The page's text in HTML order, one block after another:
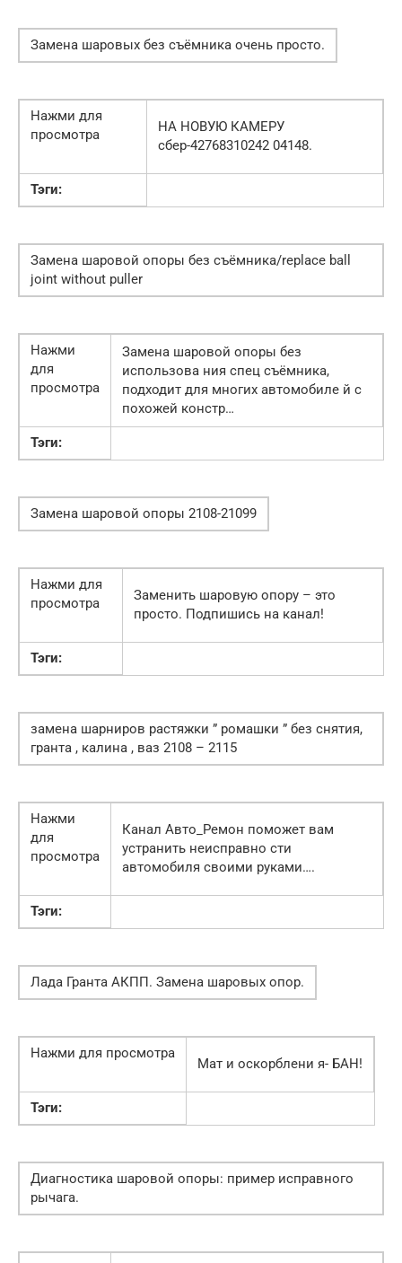
Замена шаровых без съёмника очень просто.
Нажми для
просмотра
НА НОВУЮ КАМЕРУ
сбер-42768310242 04148.
Тэги:
Замена шаровой опоры без съёмника/replace ball
joint without puller
Нажми
для
просмотра
Замена шаровой опоры без
использова ния спец съёмника,
подходит для многих автомобиле й с
похожей констр…
Тэги:
Замена шаровой опоры 2108-21099
Нажми для
просмотра
Заменить шаровую опору – это
просто. Подпишись на канал!
Тэги:
замена шарниров растяжки ” ромашки ” без снятия,
гранта , калина , ваз 2108 – 2115
Нажми
для
просмотра
Канал Авто_Ремон поможет вам
устранить неисправно сти
автомобиля своими руками….
Тэги:
Лада Гранта АКПП. Замена шаровых опор.
Нажми для просмотра
Мат и оскорблени я- БАН!
Тэги:
Диагностика шаровой опоры: пример исправного
рычага.